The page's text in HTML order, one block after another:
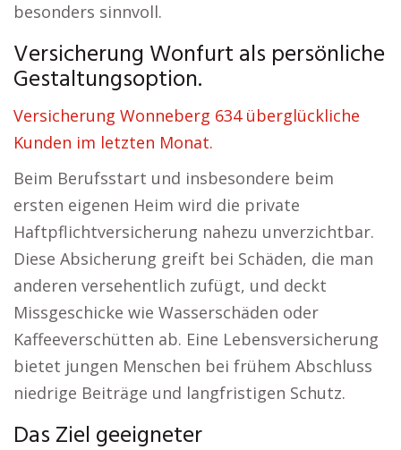
besonders sinnvoll.
Versicherung Wonfurt als persönliche
Gestaltungsoption.
Versicherung Wonneberg 634 überglückliche
Kunden im letzten Monat.
Beim Berufsstart und insbesondere beim
ersten eigenen Heim wird die private
Haftpflichtversicherung nahezu unverzichtbar.
Diese Absicherung greift bei Schäden, die man
anderen versehentlich zufügt, und deckt
Missgeschicke wie Wasserschäden oder
Kaffeeverschütten ab. Eine Lebensversicherung
bietet jungen Menschen bei frühem Abschluss
niedrige Beiträge und langfristigen Schutz.
Das Ziel geeigneter